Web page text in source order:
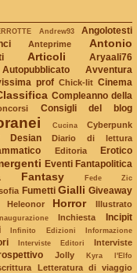
Andrew93 Angolotesti
Anteprime Antonio
Articoli Aryaali76
Autopubblicato
Avventura
prof Chick-lit Cinema
Compleanno della
Consigli del blog
Cucina Cyberpunk
Desian Diario di lettura
Editoria Erotico
Eventi Fantapolitica
Fantasy Fede Zic
Fumetti Gialli Giveaway
Heleonor Horror Illustrato
Inchiesta
Incipit
Infinito Edizioni Informazione
Interviste Editori
Interviste
Jolly Kyra l'Elfo
Letteratura di viaggio